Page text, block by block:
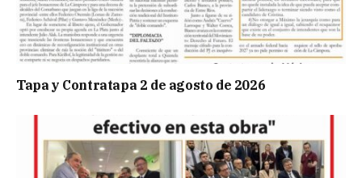
Tapa y Contratapa 2 de agosto de 2026